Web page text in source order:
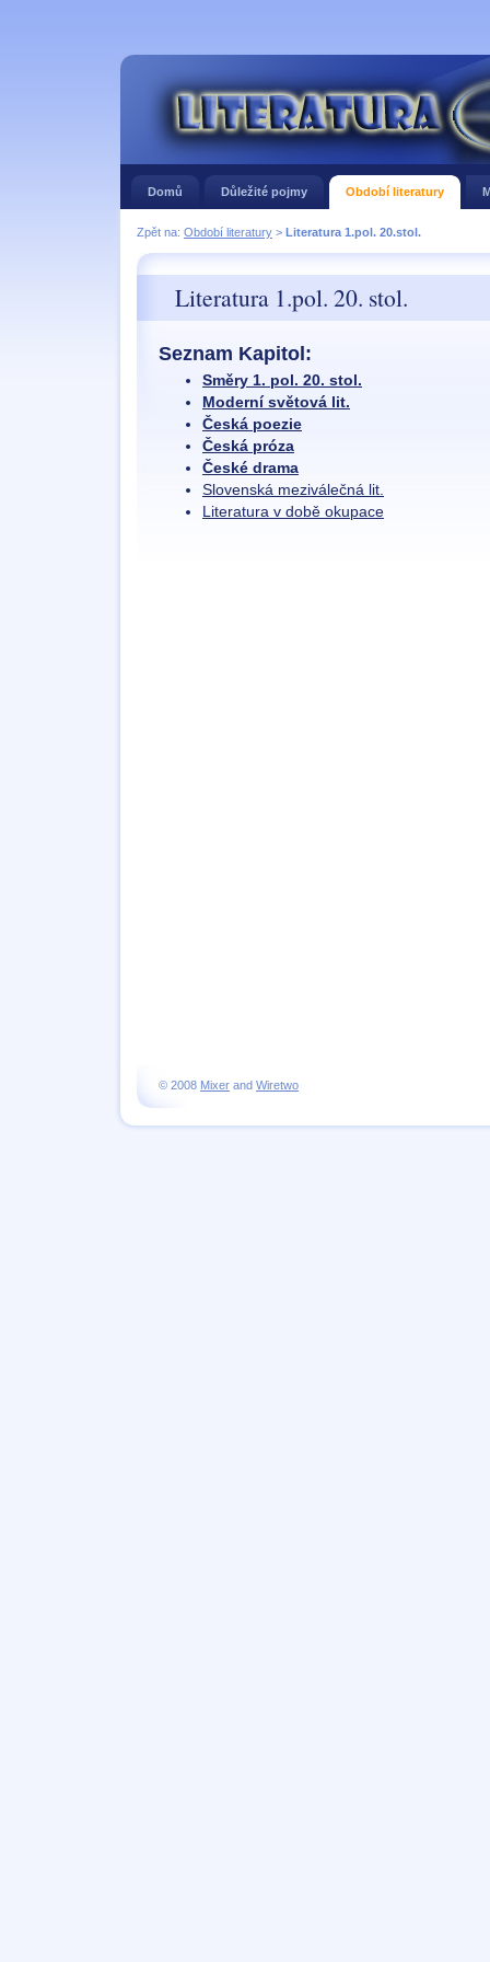
Domů Důležité pojmy Období literatury
Zpět na: Období literatury > Literatura 1.pol. 20.stol.
Literatura 1.pol. 20. stol.
Seznam Kapitol:
Směry 1. pol. 20. stol.
Moderní světová lit.
Česká poezie
Česká próza
České drama
Slovenská meziválečná lit.
Literatura v době okupace
© 2008 Mixer and Wiretwo